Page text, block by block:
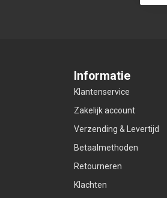
Informatie
Klantenservice
Zakelijk account
Verzending & Levertijd
Betaalmethoden
Retourneren
Klachten